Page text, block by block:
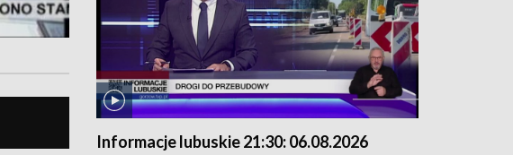
Informacje lubuskie 21:30: 06.08.2026